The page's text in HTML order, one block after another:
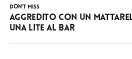
DON'T MISS
Aggredito con un
una lite al bar